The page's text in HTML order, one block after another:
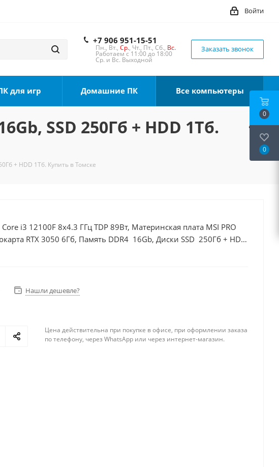
Войти
+7 906 951-15-51
Пн., Вт., Ср., Чт., Пт., Сб., Вс.
Работаем с 11:00 до 18:00
Ср. и Вс. Выходной
Заказать звонок
для игр Домашние ПК Все компьютеры
SSD 250Гб + HDD 1Тб.
+ HDD 1Тб. Купить в Томске
i3 12100F 8x4.3 ГГц TDP 89Вт, Материнская плата MSI PRO
RTX 3050 6Гб, Память DDR4 16Gb, Диски SSD 250Гб + HDD
Нашли дешевле?
Цена действительна при покупке в офисе, при оформлении заказа
по телефону, через WhatsApp или через интернет-магазин.
0
0